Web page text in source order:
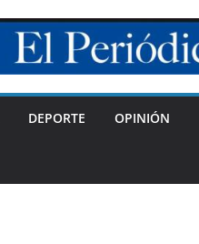
DEPORTE OPINIÓN